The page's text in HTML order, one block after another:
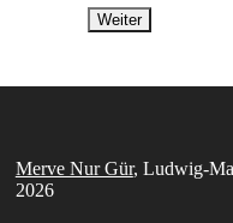
Weiter
Merve Nur Gür, Ludwig-
2026